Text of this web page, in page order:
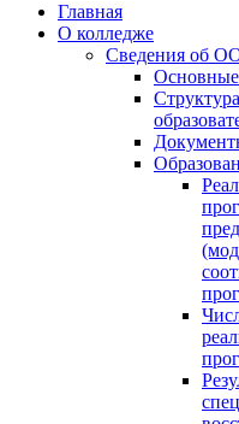
Главная
О колледже
Сведения об
Основные